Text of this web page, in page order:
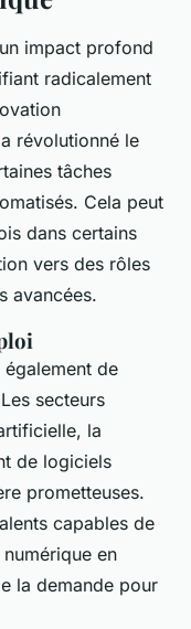
impact profond
radicalement
a révolutionné le
tâches
Cela peut
dans certains
vers des rôles
avancées.
également de
secteurs
la
de logiciels
prometteuses.
capables de
en
la demande pour